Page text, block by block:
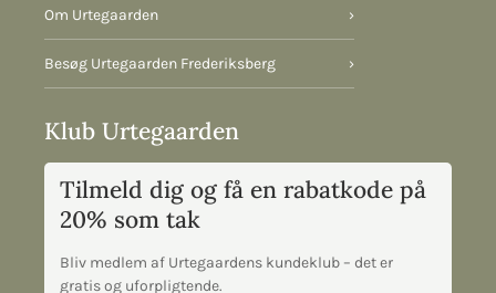
Om Urtegaarden ›
Besøg Urtegaarden Frederiksberg ›
Klub Urtegaarden
Tilmeld dig og få en rabatkode på
20% som tak
Bliv medlem af Urtegaardens kundeklub – det er
gratis og uforpligtende.